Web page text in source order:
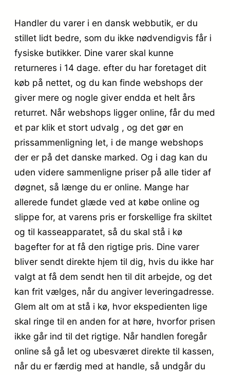
Handler du varer i en dansk webbutik, er du
stillet lidt bedre, som du ikke nødvendigvis får i
fysiske butikker. Dine varer skal kunne
returneres i 14 dage. efter du har foretaget dit
køb på nettet, og du kan finde webshops der
giver mere og nogle giver endda et helt års
returret. Når webshops ligger online, får du med
et par klik et stort udvalg , og det gør en
prissammenligning let, i de mange webshops
der er på det danske marked. Og i dag kan du
uden videre sammenligne priser på alle tider af
døgnet, så længe du er online. Mange har
allerede fundet glæde ved at købe online og
slippe for, at varens pris er forskellige fra skiltet
og til kasseapparatet, så du skal stå i kø
bagefter for at få den rigtige pris. Dine varer
bliver sendt direkte hjem til dig, hvis du ikke har
valgt at få dem sendt hen til dit arbejde, og det
kan frit vælges, når du angiver leveringadresse.
Glem alt om at stå i kø, hvor ekspedienten lige
skal ringe til en anden for at høre, hvorfor prisen
ikke går ind til det rigtige. Når handlen foregår
online så gå let og ubesværet direkte til kassen,
når du er færdig med at handle, så undgår du